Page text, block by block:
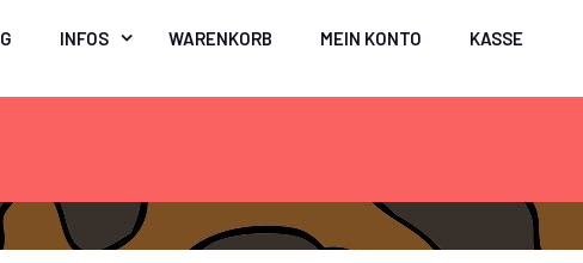
INFOS WARENKORB MEIN KONTO KASSE